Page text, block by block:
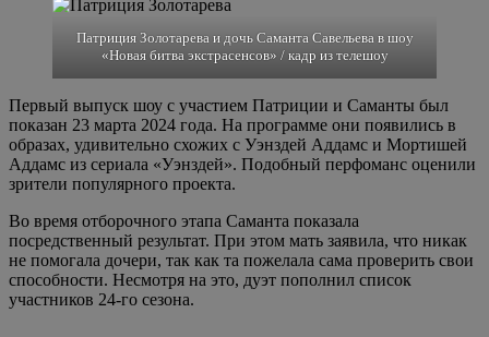
Патриция Золотарева и дочь Саманта Савельева в шоу
«Новая битва экстрасенсов» / кадр из телешоу
Первый выпуск шоу с участием Патриции и Саманты был
показан 23 марта 2024 года. На программе они появились в
образах, удивительно схожих с Уэнздей Аддамс и Мортишей
Аддамс из сериала «Уэнздей». Подобный перфоманс оценили
зрители популярного проекта.
Во время отборочного этапа Саманта показала
посредственный результат. При этом мать заявила, что никак
не помогала дочери, так как та пожелала сама проверить свои
способности. Несмотря на это, дуэт пополнил список
участников 24-го сезона.